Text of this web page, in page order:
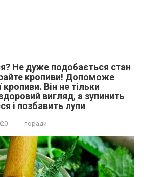
Не дуже подобається стан
кропиви! Допоможе
кропиви. Він не тільки
вигляд, а зупинить
і позбавить лупи
поради